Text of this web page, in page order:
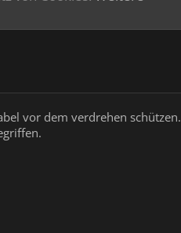
vor dem verdrehen schützen.